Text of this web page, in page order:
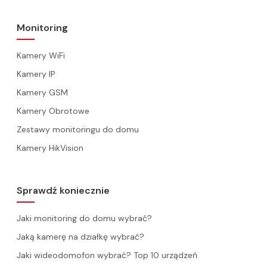
Monitoring
Kamery WiFi
Kamery IP
Kamery GSM
Kamery Obrotowe
Zestawy monitoringu do domu
Kamery HikVision
Sprawdź koniecznie
Jaki monitoring do domu wybrać?
Jaką kamerę na działkę wybrać?
Jaki wideodomofon wybrać? Top 10 urządzeń